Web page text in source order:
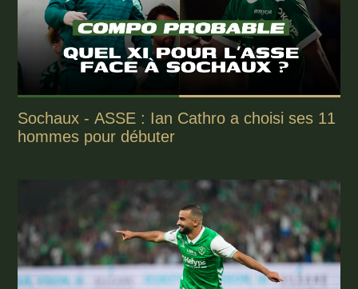
Sochaux - ASSE : Ian Cathro a choisi ses 11
hommes pour débuter